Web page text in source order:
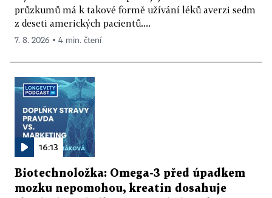
průzkumů má k takové formě užívání léků averzi sedm
z deseti amerických pacientů....
7. 8. 2026 ▪ 4 min. čtení
16:13
Biotechnoložka: Omega-3 před úpadkem
mozku nepomohou, kreatin dosahuje